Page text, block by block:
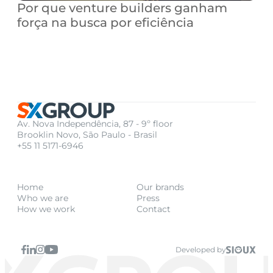
Por que venture builders ganham
força na busca por eficiência
Av. Nova Independência, 87 - 9º floor
Brooklin Novo, São Paulo - Brasil
+55 11 5171-6946
Home
Who we are
How we work
Our brands
Press
Contact
Developed by